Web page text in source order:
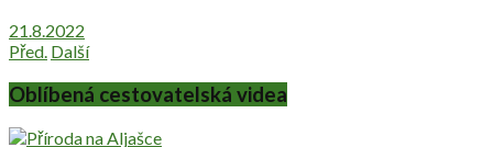
21.8.2022
Před. Další
Oblíbená cestovatelská videa